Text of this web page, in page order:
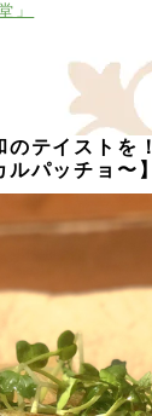
」
テイストを！
ルパッチョ〜 】